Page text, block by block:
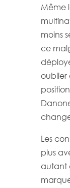
Même
moins
ce
oublier
Les
plus
autant